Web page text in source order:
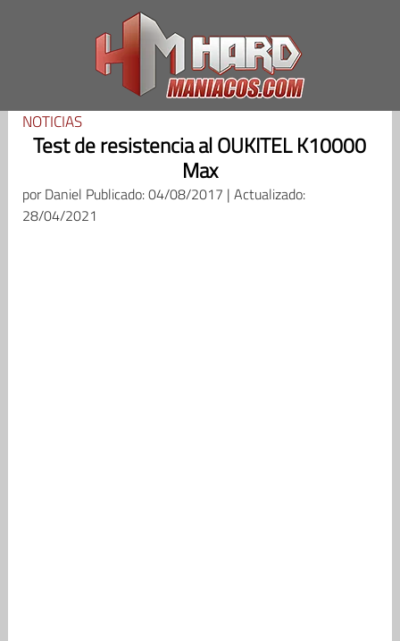
NOTICIAS
Test de resistencia al OUKITEL K10000
Max
porDaniel Publicado: 04/08/2017 | Actualizado:
28/04/2021